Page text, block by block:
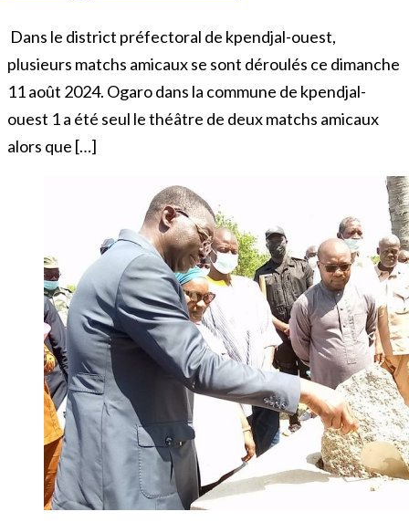
Dans le district préfectoral de kpendjal-ouest,
plusieurs matchs amicaux se sont déroulés ce dimanche
11 août 2024. Ogaro dans la commune de kpendjal-
ouest 1 a été seul le théâtre de deux matchs amicaux
alors que […]